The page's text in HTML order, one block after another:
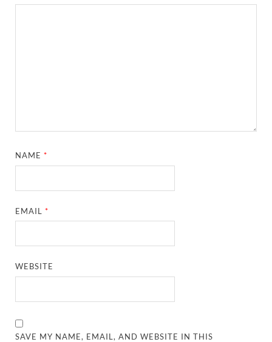
NAME*
EMAIL*
WEBSITE
SAVE MY NAME, EMAIL, AND WEBSITE IN THIS